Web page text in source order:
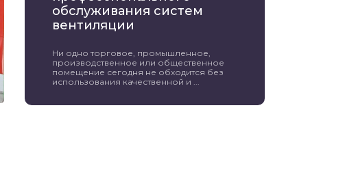
обслуживания систем
вентиляции
Ни одно торговое, промышленное,
производственное или общественное
помещение сегодня не обходится без
использования качественной и ...